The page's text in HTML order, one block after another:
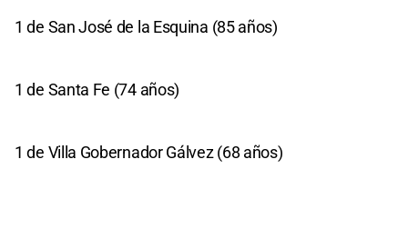
1 de San José de la Esquina (85 años)
1 de Santa Fe (74 años)
1 de Villa Gobernador Gálvez (68 años)